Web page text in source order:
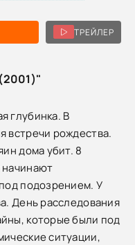
ТРЕЙЛЕР
глубинка. В
встречи рождества.
дома убит. 8
подозрением. У
День расследования
которые были под
ситуации,